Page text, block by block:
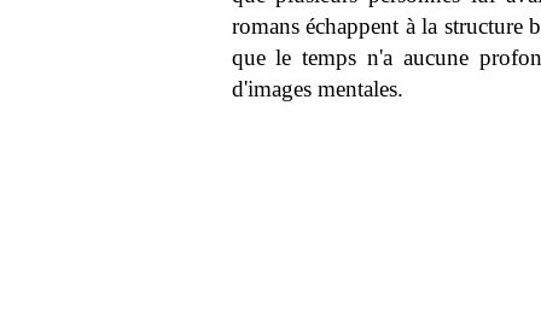
romans échappent à la structure
que le temps n'a aucune
d'images mentales.